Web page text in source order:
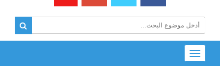
Toggle
navigation